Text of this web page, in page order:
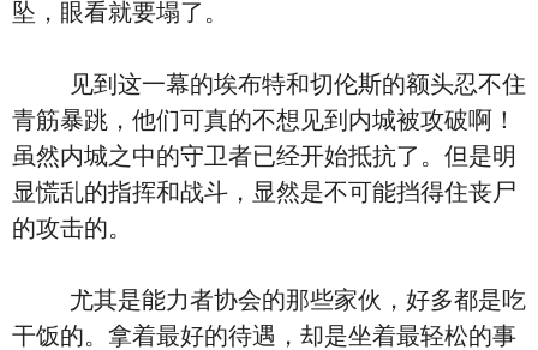
坠，眼看就要塌了。
见到这一幕的埃布特和切伦斯的额头忍不住
青筋暴跳，他们可真的不想见到内城被攻破啊！
虽然内城之中的守卫者已经开始抵抗了。但是明
显慌乱的指挥和战斗，显然是不可能挡得住丧尸
的攻击的。
尤其是能力者协会的那些家伙，好多都是吃
干饭的。拿着最好的待遇，却是坐着最轻松的事